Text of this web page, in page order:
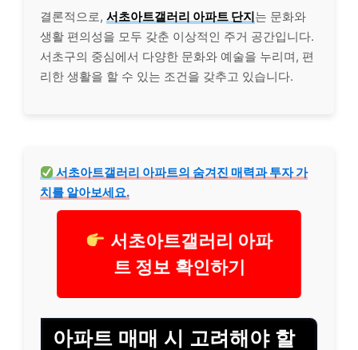
결론적으로, 서초아트갤러리 아파트 단지는 문화와
생활 편의성을 모두 갖춘 이상적인 주거 공간입니다.
서초구의 중심에서 다양한 문화와 예술을 누리며, 편
리한 생활을 할 수 있는 조건을 갖추고 있습니다.
서초아트갤러리 아파트의 숨겨진 매력과 투자 가
치를 알아보세요.
서초아트갤러리 아파
트 정보 확인하기
아파트 매매 시 고려해야 할